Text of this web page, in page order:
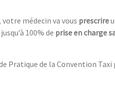
, votre médecin va vous prescrire
100% de prise en charge
Pratique de la Convention